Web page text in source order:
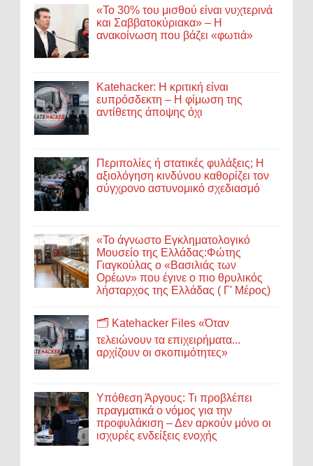
«Το 30% του μισθού είναι νυχτερινά
και Σαββατοκύριακα» – Η
ανακοίνωση που βάζει «φωτιά»
Katehacker: Η κριτική είναι
ευπρόσδεκτη – Η φίμωση της
αντίθετης άποψης όχι
Περιπολίες ή στατικές φυλάξεις; Η
αξιολόγηση κινδύνου καθορίζει τον
σύγχρονο αστυνομικό σχεδιασμό
«Το άγνωστο Εγκληματολογικό
Μουσείο της Ελλάδας:Φώτης
Γιαγκούλας ο «Βασιλιάς των
Ορέων» που έγινε ο πιο θρυλικός
λήσταρχος της Ελλάδας ( Γ' Μέρος)
🗂️ Katehacker Files «Όταν
τελειώνουν τα επιχειρήματα...
αρχίζουν οι σκοπιμότητες»
Υπόθεση Άργους: Τι προβλέπει
πραγματικά ο νόμος για την
προφυλάκιση – Δεν αρκούν μόνο οι
ισχυρές ενδείξεις ενοχής